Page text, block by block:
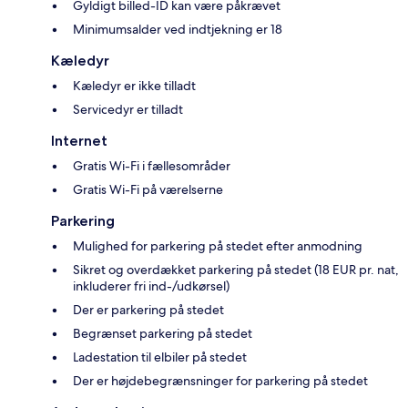
Gyldigt billed-ID kan være påkrævet
Minimumsalder ved indtjekning er 18
Kæledyr
Kæledyr er ikke tilladt
Servicedyr er tilladt
Internet
Gratis Wi-Fi i fællesområder
Gratis Wi-Fi på værelserne
Parkering
Mulighed for parkering på stedet efter anmodning
Sikret og overdækket parkering på stedet (18 EUR pr. nat,
inkluderer fri ind-/udkørsel)
Der er parkering på stedet
Begrænset parkering på stedet
Ladestation til elbiler på stedet
Der er højdebegrænsninger for parkering på stedet